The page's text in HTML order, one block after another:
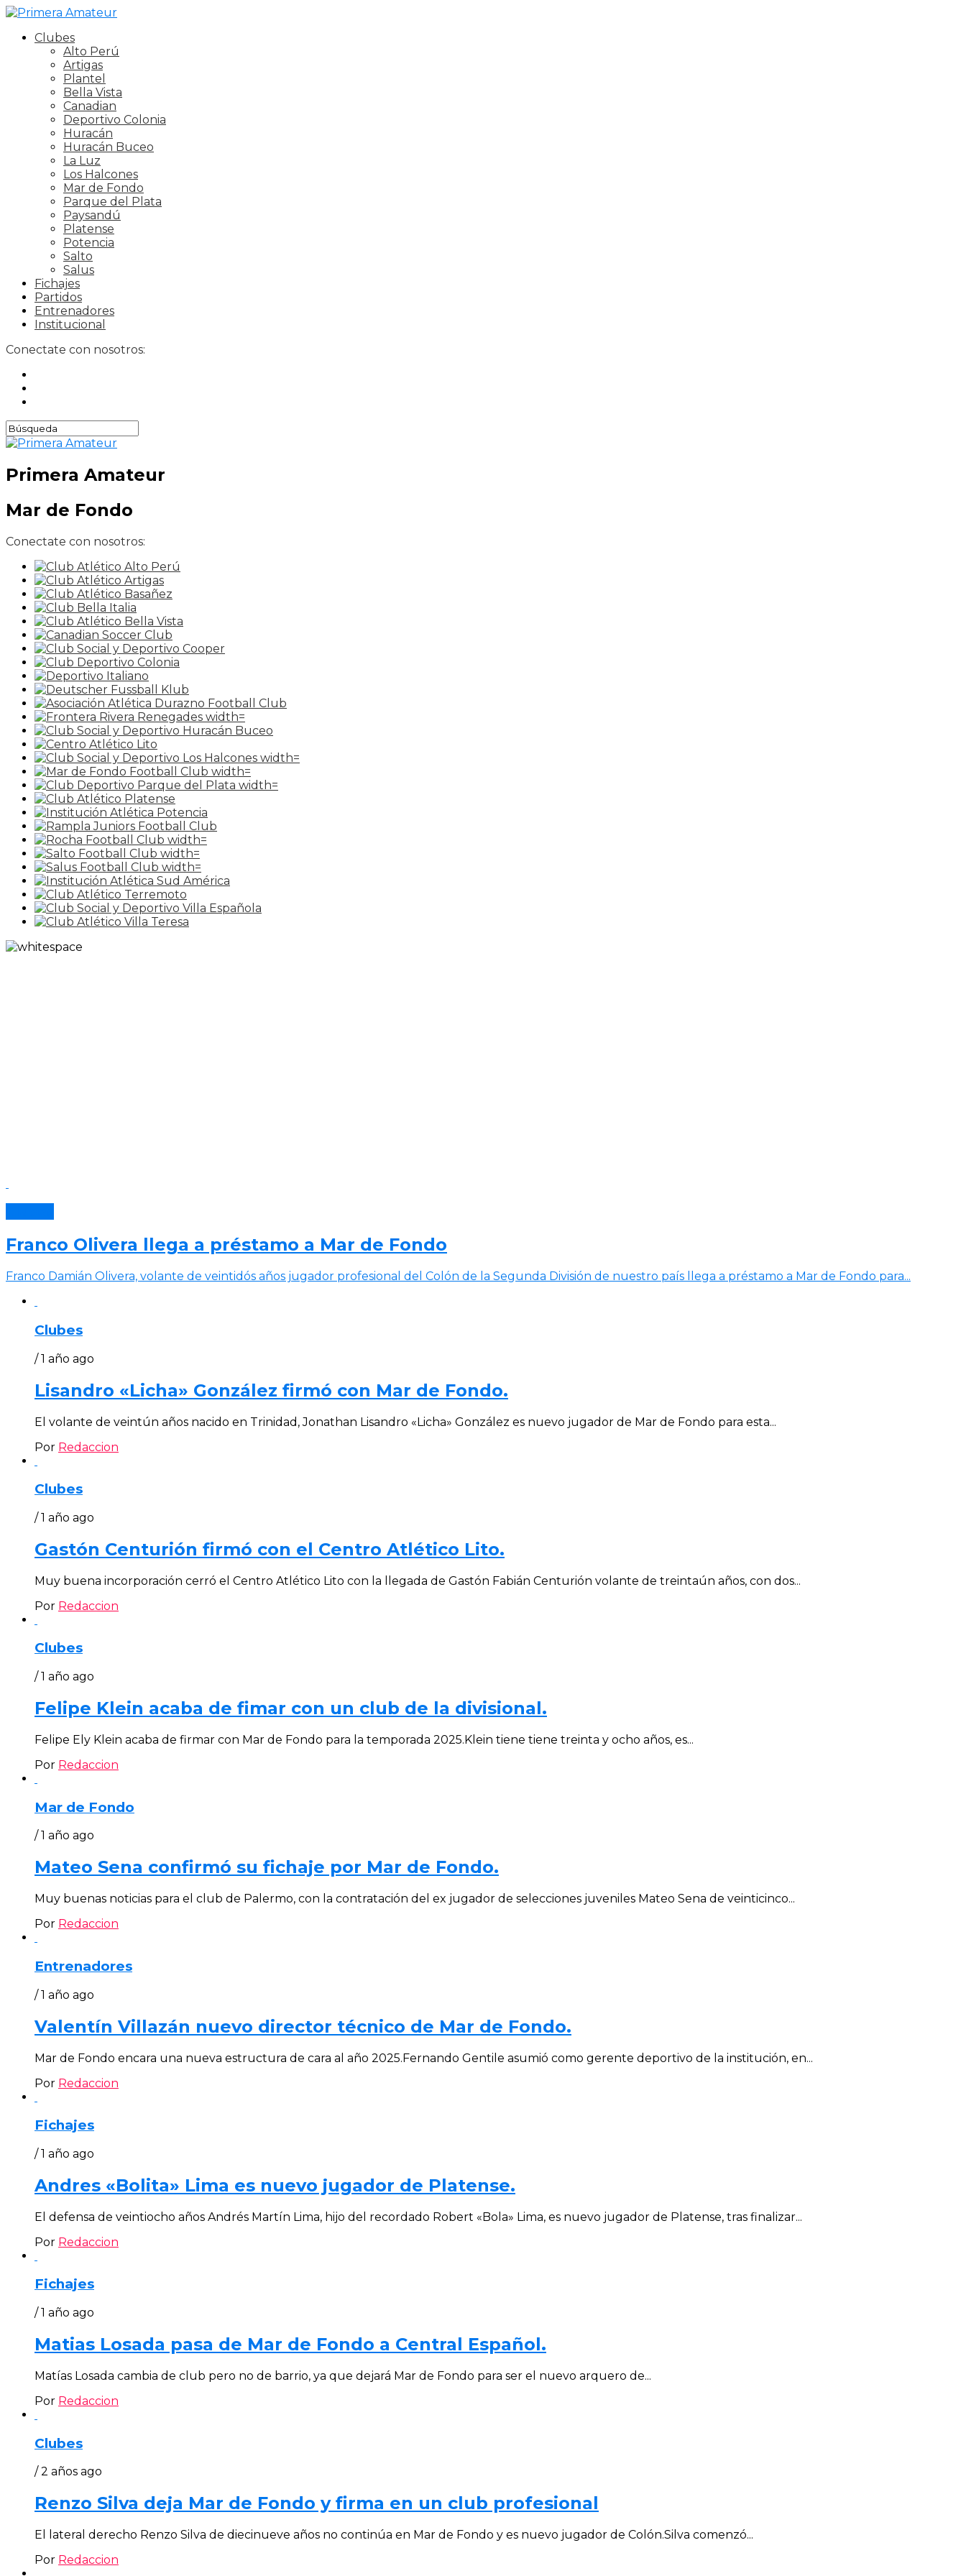
Clubes
Alto Perú
Artigas
Plantel
Bella Vista
Canadian
Deportivo Colonia
Huracán
Huracán Buceo
La Luz
Los Halcones
Mar de Fondo
Parque del Plata
Paysandú
Platense
Potencia
Salto
Salus
Fichajes
Partidos
Entrenadores
Institucional
Conectate con nosotros:
Primera Amateur
Mar de Fondo
Conectate con nosotros:
Franco Olivera llega a préstamo a Mar de Fondo
Franco Damián Olivera, volante de veintidós años jugador profesional del Colón de la Segunda División de nuestro país llega a préstamo a Mar de Fondo para...
Clubes
/ 1 año ago
Lisandro «Licha» González firmó con Mar de Fondo.
El volante de veintún años nacido en Trinidad, Jonathan Lisandro «Licha» González es nuevo jugador de Mar de Fondo para esta...
Por Redaccion
Clubes
/ 1 año ago
Gastón Centurión firmó con el Centro Atlético Lito.
Muy buena incorporación cerró el Centro Atlético Lito con la llegada de Gastón Fabián Centurión volante de treintaún años, con dos...
Por Redaccion
Clubes
/ 1 año ago
Felipe Klein acaba de fimar con un club de la divisional.
Felipe Ely Klein acaba de firmar con Mar de Fondo para la temporada 2025.Klein tiene tiene treinta y ocho años, es...
Por Redaccion
Mar de Fondo
/ 1 año ago
Mateo Sena confirmó su fichaje por Mar de Fondo.
Muy buenas noticias para el club de Palermo, con la contratación del ex jugador de selecciones juveniles Mateo Sena de veinticinco...
Por Redaccion
Entrenadores
/ 1 año ago
Valentín Villazán nuevo director técnico de Mar de Fondo.
Mar de Fondo encara una nueva estructura de cara al año 2025.Fernando Gentile asumió como gerente deportivo de la institución, en...
Por Redaccion
Fichajes
/ 1 año ago
Andres «Bolita» Lima es nuevo jugador de Platense.
El defensa de veintiocho años Andrés Martín Lima, hijo del recordado Robert «Bola» Lima, es nuevo jugador de Platense, tras finalizar...
Por Redaccion
Fichajes
/ 1 año ago
Matias Losada pasa de Mar de Fondo a Central Español.
Matías Losada cambia de club pero no de barrio, ya que dejará Mar de Fondo para ser el nuevo arquero de...
Por Redaccion
Clubes
/ 2 años ago
Renzo Silva deja Mar de Fondo y firma en un club profesional
El lateral derecho Renzo Silva de diecinueve años no continúa en Mar de Fondo y es nuevo jugador de Colón.Silva comenzó...
Por Redaccion